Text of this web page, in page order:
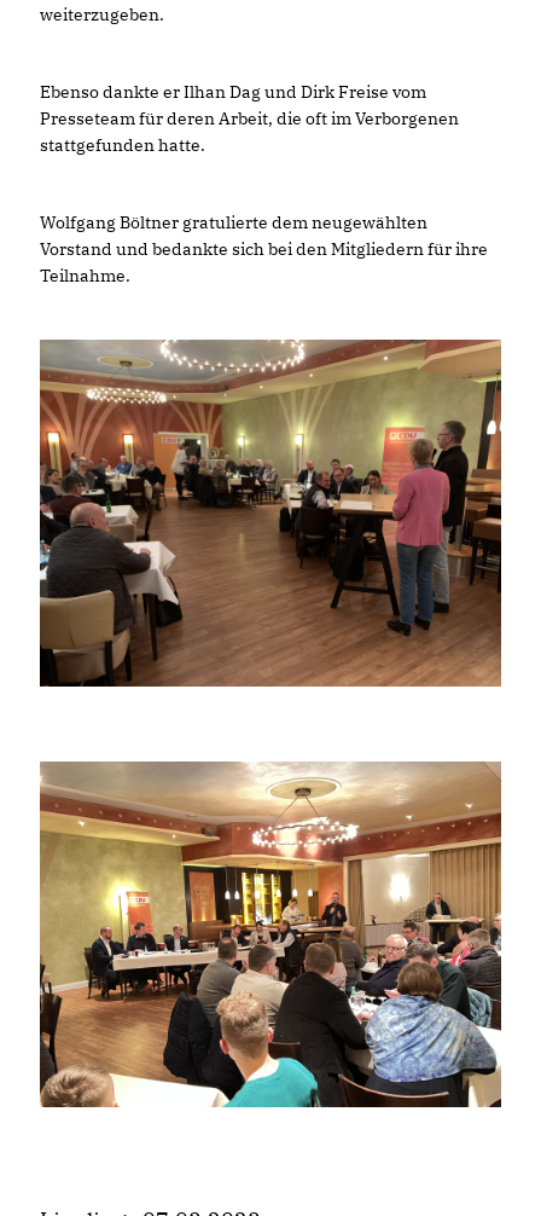
weiterzugeben.
Ebenso dankte er Ilhan Dag und Dirk Freise vom
Presseteam für deren Arbeit, die oft im Verborgenen
stattgefunden hatte.
Wolfgang Böltner gratulierte dem neugewählten
Vorstand und bedankte sich bei den Mitgliedern für ihre
Teilnahme.